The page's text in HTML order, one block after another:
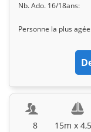
Nb. Ado. 16/18ans:
Personne la plus
8 15m x